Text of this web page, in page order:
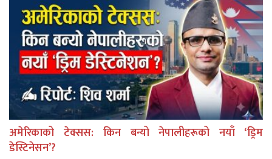
अमेरिकाको टेक्सस: किन बन्यो नेपालीहरूको नयाँ ‘ड्रिम
डेस्टिनेसन’?